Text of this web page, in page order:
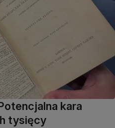
kara
tysięcy